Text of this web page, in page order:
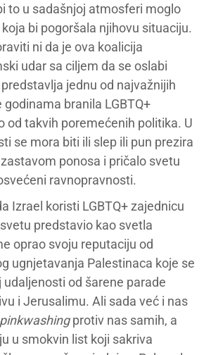
to u sadašnjoj atmosferi moglo
bi pogoršala njihovu situaciju.
ni da je ova koalicija
udar sa ciljem da se oslabi
jednu od najvažnijih
branila LGBTQ+
od takvih poremećenih politika. U
se mora biti ili slep ili pun prezira
ponosa i pričalo svetu
ravnopravnosti.
Izrael koristi LGBTQ+ zajednicu
predstavio kao svetla
oprao svoju reputaciju od
ugnjetavanja Palestinaca koje se
udaljenosti od šarene parade
i Jerusalimu. Ali sada već i nas
pinkwashingprotiv nas samih, a
u smokvin list koji sakriva